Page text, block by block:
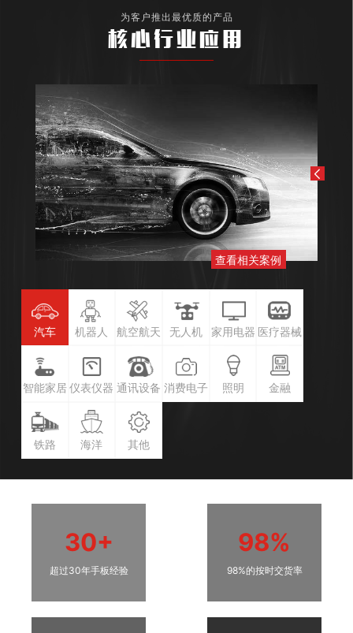
为客户推出最优质的产品
核心行业应用
查看相关案例
汽车 机器人 航空航天 无人机 家用电器 医疗器械
智能家居 仪表仪器 通讯设备 消费电子 照明 金融
铁路 海洋 其他
30+
超过30年手板经验
98%
98%的按时交货率